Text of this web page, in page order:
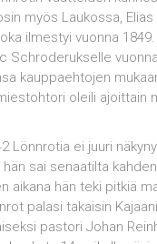
myös Laukossa,
ilmestyi vuonna
Schroderukselle
kauppaehtojen
oleili ajoittain
Lönnrotia ei juuri
hän sai senaatilta
aikana hän teki pitkiä
palasi takaisin
pastori Johan